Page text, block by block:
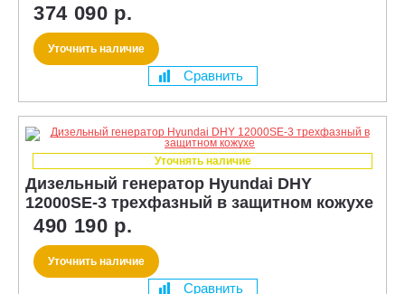
374 090 р.
Уточнить наличие
Сравнить
Уточнять наличие
Дизельный генератор Hyundai DHY
12000SE-3 трехфазный в защитном кожухе
490 190 р.
Уточнить наличие
Сравнить